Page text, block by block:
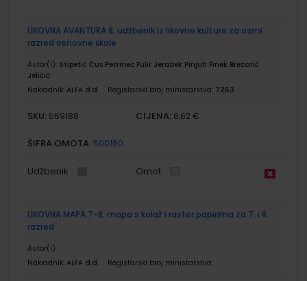
LIKOVNA AVANTURA 8; udžbenik iz likovne kulture za osmi
razred osnovne škole
Autor(i): Stipetić Čus Petrinec Fulir Jerabek Pinjuh Finek Brezarić
Jeličić
Nakladnik: ALFA d.d. Registarski broj ministarstva: 7263
SKU: 569188 CIJENA: 6,62 €
ŠIFRA OMOTA: 500160
Udžbenik Omot
LIKOVNA MAPA 7-8; mapa s kolaž i raster papirima za 7. i 8.
razred
Autor(i):
Nakladnik: ALFA d.d. Registarski broj ministarstva: